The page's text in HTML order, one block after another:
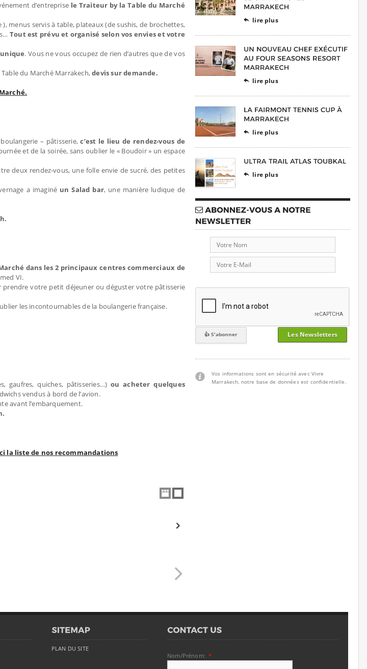
d’entreprise le Traiteur by la Table du Marché
menus servis à table, plateaux (de sushis, de brochettes,
Tout est prévu et organisé selon vos envies et votre
. Vous ne vous occupez de rien d’autres que de vos
du Marché Marrakech,devis sur demande.
– pâtisserie,c’est le lieu de rendez-vous de
et de la soirée, sans oublier le « Boudoir » un espace
deux rendez-vous, une folle envie de sucré, des petites
a imaginé un Salad bar, une manière ludique de
dans les 2 principaux centres commerciaux de
VI.
prendre votre petit déjeuner ou déguster votre pâtisserie
les incontournables de la boulangerie française.
gaufres, quiches, pâtisseries…)ou acheter quelques
vendus à bord de l’avion.
avant l’embarquement.
la liste de nos recommandations
 lire plus
 lire plus
 lire plus
 lire plus
Les Newsletters
Vos informations sont en sécurité avec Vivre
Marrakech, notre base de données est confidentielle.
PLAN DU SITE
Nom/Prénom: *